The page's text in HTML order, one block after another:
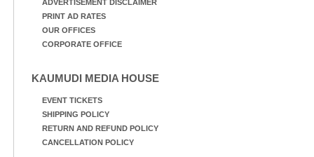
ADVERTISEMENT DISCLAIMER
PRINT AD RATES
OUR OFFICES
CORPORATE OFFICE
KAUMUDI MEDIA HOUSE
EVENT TICKETS
SHIPPING POLICY
RETURN AND REFUND POLICY
CANCELLATION POLICY